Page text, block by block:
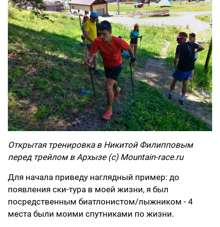
Открытая тренировка в Никитой Филипповым
перед трейлом в Архызе (с) Mountain-race.ru
Для начала приведу наглядный пример: до
появления ски-тура в моей жизни, я был
посредственным биатлонистом/лыжником - 4
места были моими спутниками по жизни.